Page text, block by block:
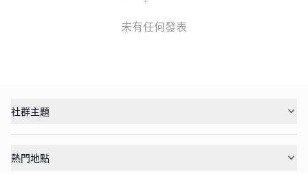
未有任何發表
社群主題
熱門地點